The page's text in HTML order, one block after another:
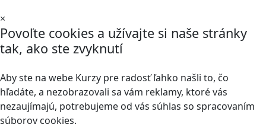
×
Povoľte cookies a užívajte si naše stránky
tak, ako ste zvyknutí
Aby ste na webe Kurzy pre radosť ľahko našli to, čo
hľadáte, a nezobrazovali sa vám reklamy, ktoré vás
nezaujímajú, potrebujeme od vás súhlas so spracovaním
súborov cookies.